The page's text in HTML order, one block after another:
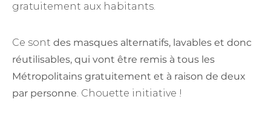
gratuitement aux habitants.
Ce sont des masques alternatifs, lavables et donc
réutilisables, qui vont être remis à tous les
Métropolitains gratuitement et à raison de deux
par personne. Chouette initiative !